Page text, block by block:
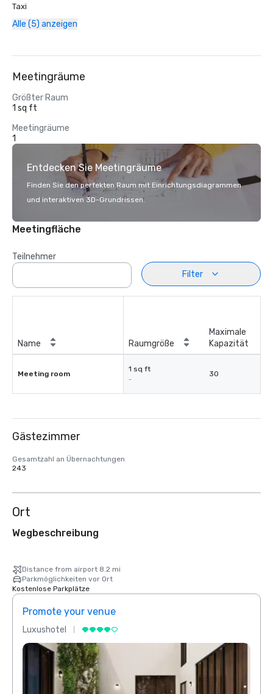
Taxi
Alle (5) anzeigen
Meetingräume
Größter Raum
1 sq ft
Meetingräume
1
Entdecken Sie Meetingräume
Finden Sie den perfekten Raum mit Einrichtungsdiagrammen
und interaktiven 3D-Grundrissen.
Meetingfläche
Teilnehmer
Filter
Name Raumgröße
Maximale
Kapazität
Meeting room
1 sq ft
-
30
Gästezimmer
Gesamtzahl an Übernachtungen
243
Ort
Wegbeschreibung
Distance from airport 8.2 mi
Parkmöglichkeiten vor Ort
Kostenlose Parkplätze
Promote your venue
Luxushotel